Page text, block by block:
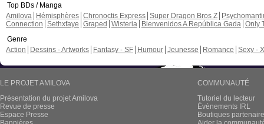
Top BDs / Manga
Amilova
Hémisphères Chronoctis Express Super Dragon Bros Z
Connection Sethxfaye Graped Wisteria Bienvenidos A República Gada Only
Genre
Action
Dessins - Artworks Fantasy - SF Humour Jeunesse Romance Sexy -
LE PROJET AMILOVA
Présentation du projet Amilova
Revue de presse
Espace Presse
COMMUNAUTÉ
Tutoriel du lecteur
Évènements IRL
Boutiques